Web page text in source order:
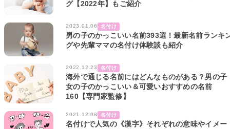
グ【2022年】もご紹介
2023.01.06 名付け
男の子のかっこいい名前393選！最新名前ランキ
グや先輩ママの名付け体験談も紹介
2022.12.23 名付け
海外で通じる名前にはどんなものがある？男の子
女の子のかっこいい＆可愛いおすすめの名前
160【専門家監修】
2021.12.08 名付け
名付けで人気の《漢字》それぞれの意味やイメー